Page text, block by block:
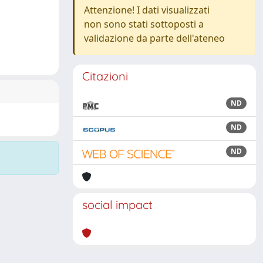
Attenzione! I dati visualizzati
non sono stati sottoposti a
validazione da parte dell'ateneo
Citazioni
ND
ND
ND
social impact